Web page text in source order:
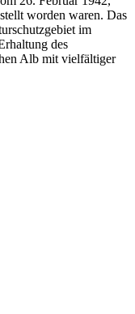
worden waren. Das
im
des
Alb mit vielfältiger